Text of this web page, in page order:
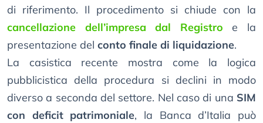
di riferimento. Il procedimento si chiude con la
cancellazione dell’impresa dal Registro e la
presentazione del conto finale di liquidazione.
La casistica recente mostra come la logica
pubblicistica della procedura si declini in modo
diverso a seconda del settore. Nel caso di una SIM
con deficit patrimoniale, la Banca d’Italia può